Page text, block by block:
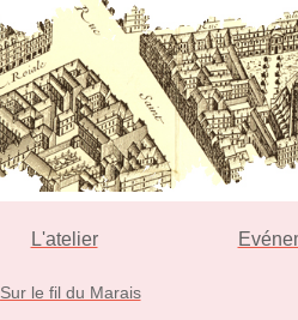
L'atelier
Sur le fil du Marais